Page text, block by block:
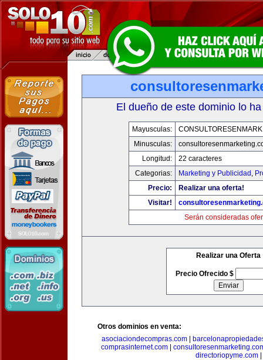
El dueño de este dominio lo
Mayusculas:
Minusculas:
Longitud:
22 caracteres
Categorias:
Marketing y Publicidad ,
Precio:
Realizar una oferta!
Visitar!
Serán consideradas
Realizar una Oferta
Precio Ofrecido $
Otros dominios en venta:
asociaciondecompras.com|
comprasinternet.com|
directoriopyme.com|